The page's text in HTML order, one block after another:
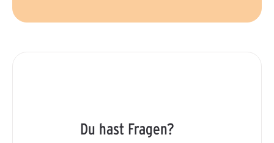
Du hast Fragen?